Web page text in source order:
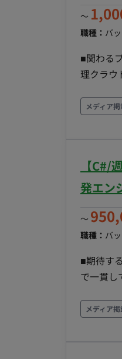
R&D】
ンドシステ
開発環境
〜
職種： バ
■関わるプ
理クラウドに
境 ・バ
Akita
トリ管
有とタ
IDEA,
ウェア：
体制）
て、開発
画開始日 即日、応相談 ■働き方 ・
メディア
【C#/
発エン
〜
職種： バ
■期待す
で一貫し
計、開
メディア